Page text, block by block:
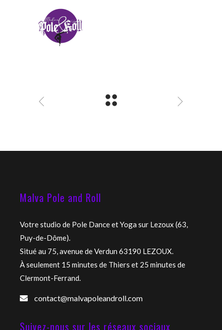
Malva Pole and Roll
Votre studio de Pole Dance et Yoga sur Lezoux (63,
Puy-de-Dôme).
Situé au 75, avenue de Verdun 63190 LEZOUX.
À seulement 15 minutes de Thiers et 25 minutes de
Clermont-Ferrand.
contact@malvapoleandroll.com
Suivez-nous sur les réseaux sociaux